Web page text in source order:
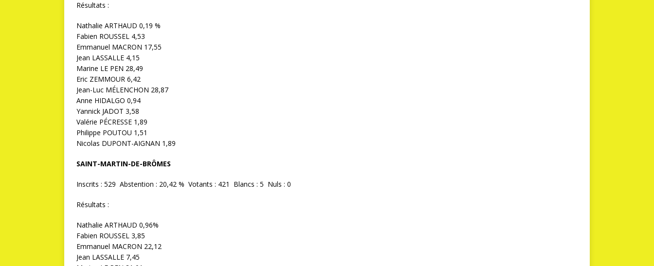
Résultats :
Nathalie ARTHAUD 0,19 %
Fabien ROUSSEL 4,53
Emmanuel MACRON 17,55
Jean LASSALLE 4,15
Marine LE PEN 28,49
Eric ZEMMOUR 6,42
Jean-Luc MÉLENCHON 28,87
Anne HIDALGO 0,94
Yannick JADOT 3,58
Valérie PÉCRESSE 1,89
Philippe POUTOU 1,51
Nicolas DUPONT-AIGNAN 1,89
SAINT-MARTIN-DE-BRÔMES
Inscrits : 529 Abstention : 20,42 % Votants : 421 Blancs : 5 Nuls : 0
Résultats :
Nathalie ARTHAUD 0,96%
Fabien ROUSSEL 3,85
Emmanuel MACRON 22,12
Jean LASSALLE 7,45